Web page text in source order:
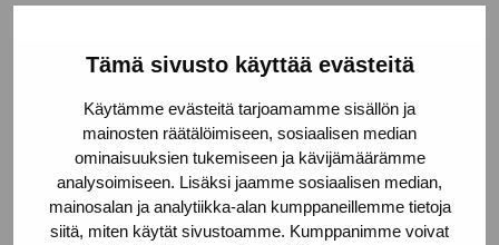
Tämä sivusto käyttää evästeitä
Käytämme evästeitä tarjoamamme sisällön ja
mainosten räätälöimiseen, sosiaalisen median
ominaisuuksien tukemiseen ja kävijämäärämme
analysoimiseen. Lisäksi jaamme sosiaalisen median,
mainosalan ja analytiikka-alan kumppaneillemme tietoja
siitä, miten käytät sivustoamme. Kumppanimme voivat
2015
Deponeringsplats
Svenska kulturfonden, Helsingfors
© Kuvasto 2026